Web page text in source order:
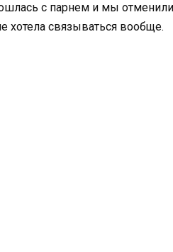
с парнем и мы
хотела связываться вообще.